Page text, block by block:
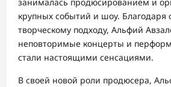
крупных событий и шоу. Благодаря
творческому подходу, Альфий
неповторимые концерты и
стали настоящими сенсациями.
В своей новой роли продюсера,